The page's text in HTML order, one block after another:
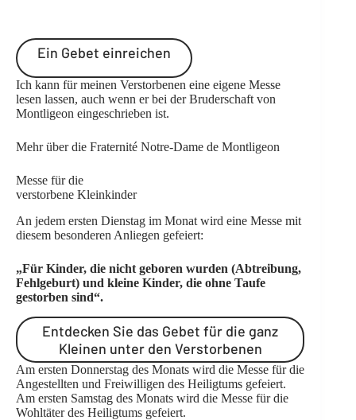
Ein Gebet einreichen
Ich kann für meinen Verstorbenen eine eigene Messe
lesen lassen, auch wenn er bei der Bruderschaft von
Montligeon eingeschrieben ist.
Mehr über die Fraternité Notre-Dame de Montligeon
Messe für die
verstorbene Kleinkinder
An jedem ersten Dienstag im Monat wird eine Messe mit
diesem besonderen Anliegen gefeiert:
„Für Kinder, die nicht geboren wurden (Abtreibung,
Fehlgeburt) und kleine Kinder, die ohne Taufe
gestorben sind“.
Entdecken Sie das Gebet für die ganz
Kleinen unter den Verstorbenen
Am ersten Donnerstag des Monats wird die Messe für die
Angestellten und Freiwilligen des Heiligtums gefeiert.
Am ersten Samstag des Monats wird die Messe für die
Wohltäter des Heiligtums gefeiert.